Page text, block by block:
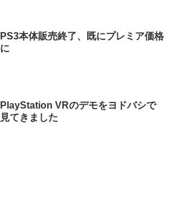
PS3本体販売終了、既にプレミア価格
に
PlayStation VRのデモをヨドバシで
見てきました